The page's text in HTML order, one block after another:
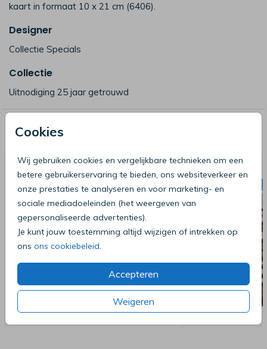
Cookies
Wij gebruiken cookies en vergelijkbare technieken om een
betere gebruikerservaring te bieden, ons websiteverkeer en
onze prestaties te analyseren en voor marketing- en
sociale mediadoeleinden (het weergeven van
gepersonaliseerde advertenties).
Je kunt jouw toestemming altijd wijzigen of intrekken op
ons ons cookiebeleid
Accepteren
Weigeren
kaart in formaat 10 x 21 cm (6406).
Designer
Collectie Specials
Collectie
Uitnodiging 25 jaar getrouwd
Deze producten zijn wellicht ook iets